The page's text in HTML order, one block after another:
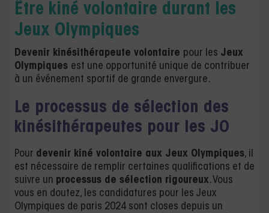
Être kiné volontaire durant les
Jeux Olympiques
Devenir kinésithérapeute volontaire pour les Jeux
Olympiques est une opportunité unique de contribuer
à un événement sportif de grande envergure.
Le processus de sélection des
kinésithérapeutes pour les JO
Pour devenir kiné volontaire aux Jeux Olympiques, il
est nécessaire de remplir certaines qualifications et de
suivre un processus de sélection rigoureux. Vous
vous en doutez, les candidatures pour les Jeux
Olympiques de paris 2024 sont closes depuis un